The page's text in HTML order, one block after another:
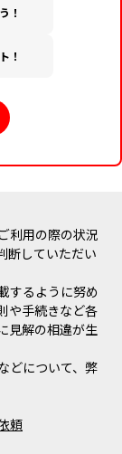
！
！
利用の際の状況
断していただい
するように努め
や手続きなど各
見解の相違が生
どについて、弊
頼